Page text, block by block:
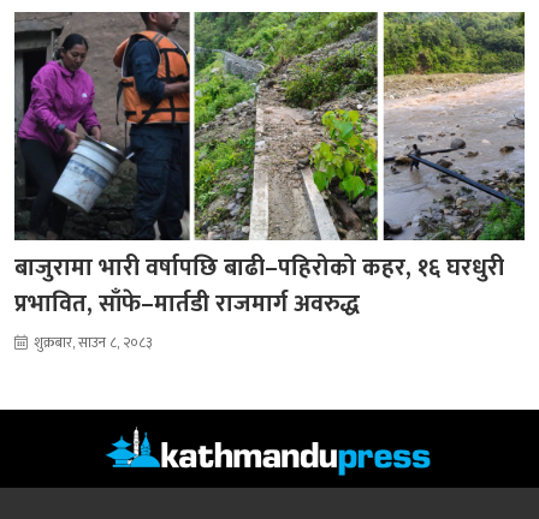
बाजुरामा भारी वर्षापछि बाढी–पहिरोको कहर, १६ घरधुरी
प्रभावित, साँफे–मार्तडी राजमार्ग अवरुद्ध
शुक्रबार, साउन ८, २०८३